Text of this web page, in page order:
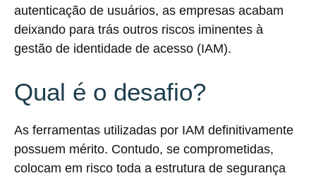
autenticação de usuários, as empresas acabam
deixando para trás outros riscos iminentes à
gestão de identidade de acesso (IAM).
Qual é o desafio?
As ferramentas utilizadas por IAM definitivamente
possuem mérito. Contudo, se comprometidas,
colocam em risco toda a estrutura de segurança